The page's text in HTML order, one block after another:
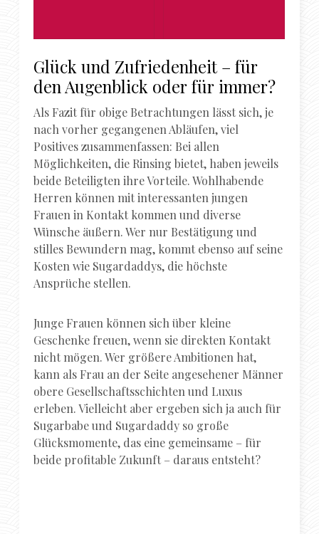
Glück und Zufriedenheit – für
den Augenblick oder für immer?
Als Fazit für obige Betrachtungen lässt sich, je
nach vorher gegangenen Abläufen, viel
Positives zusammenfassen: Bei allen
Möglichkeiten, die Rinsing bietet, haben jeweils
beide Beteiligten ihre Vorteile. Wohlhabende
Herren können mit interessanten jungen
Frauen in Kontakt kommen und diverse
Wünsche äußern. Wer nur Bestätigung und
stilles Bewundern mag, kommt ebenso auf seine
Kosten wie Sugardaddys, die höchste
Ansprüche stellen.
Junge Frauen können sich über kleine
Geschenke freuen, wenn sie direkten Kontakt
nicht mögen. Wer größere Ambitionen hat,
kann als Frau an der Seite angesehener Männer
obere Gesellschaftsschichten und Luxus
erleben. Vielleicht aber ergeben sich ja auch für
Sugarbabe und Sugardaddy so große
Glücksmomente, das eine gemeinsame – für
beide profitable Zukunft – daraus entsteht?